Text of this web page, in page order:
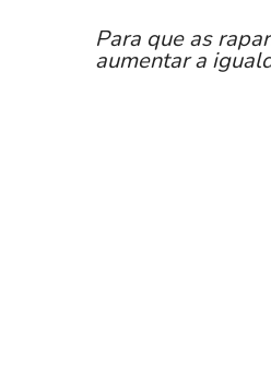
Para que as
aumentar a